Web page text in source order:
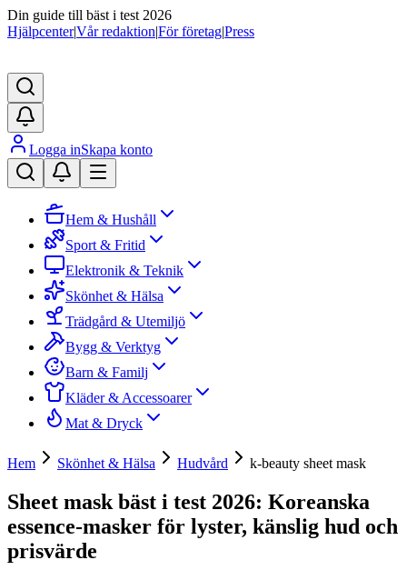
Din guide till bäst i test 2026
Hjälpcenter|Vår redaktion|För företag|Press
Logga inSkapa konto
Hem & Hushåll
Sport & Fritid
Elektronik & Teknik
Skönhet & Hälsa
Trädgård & Utemiljö
Bygg & Verktyg
Barn & Familj
Kläder & Accessoarer
Mat & Dryck
Hem Skönhet & Hälsa Hudvård k-beauty sheet mask
Sheet mask bäst i test 2026: Koreanska
essence-masker för lyster, känslig hud och
prisvärde